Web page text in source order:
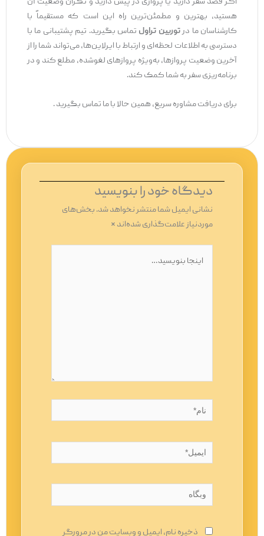
اگر قصد سفر دارید یا پروازی در پیش دارید و نگران وضعیت آن
هستید، بهترین و مطمئن‌ترین راه این است که مستقیماً با
کارشناسان ما درتوربین تراولتماس بگیرید. تیم پشتیبانی ما با
دسترسی به اطلاعات لحظه‌ای و ارتباط با ایرلاین‌ها، می‌تواند شما را از
آخرین وضعیت پروازها، به‌ویژه پروازهای لغوشده، مطلع کند و در
برنامه‌ریزی سفر به شما کمک کند.
برای دریافت مشاوره سریع، همین حالا با ما تماس بگیرید .
دیدگاه‌ خود را بنویسید
نشانی ایمیل شما منتشر نخواهد شد.بخش‌های
موردنیاز علامت‌گذاری شده‌اند*
بنویسید…
ایمیل*
وبگاه
ذخیره نام، ایمیل و وبسایت من در مرورگر